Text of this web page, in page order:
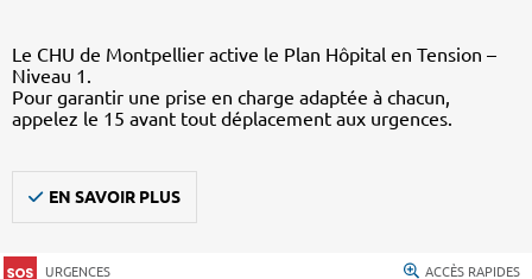
Le CHU de Montpellier active le Plan Hôpital en Tension –
Niveau 1.
Pour garantir une prise en charge adaptée à chacun,
appelez le 15 avant tout déplacement aux urgences.
EN SAVOIR PLUS
URGENCES ACCÈS RAPIDES